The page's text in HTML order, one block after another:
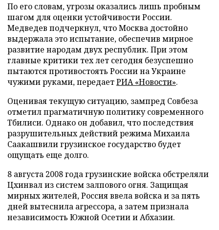
По его словам, угрозы оказались лишь пробным
шагом для оценки устойчивости России.
Медведев подчеркнул, что Москва достойно
выдержала это испытание, обеспечив мирное
развитие народам двух республик. При этом
главные критики тех лет сегодня безуспешно
пытаются противостоять России на Украине
чужими руками, передаетРИА «Новости».
Оценивая текущую ситуацию, зампред Совбеза
отметил прагматичную политику современного
Тбилиси. Однако он добавил, что последствия
разрушительных действий режима Михаила
Саакашвили грузинское государство будет
ощущать еще долго.
8 августа 2008 года грузинские войска обстреляли
Цхинвал из систем залпового огня. Защищая
мирных жителей, Россия ввела войска и за пять
дней вытеснила агрессора, а затем признала
независимость Южной Осетии и Абхазии.